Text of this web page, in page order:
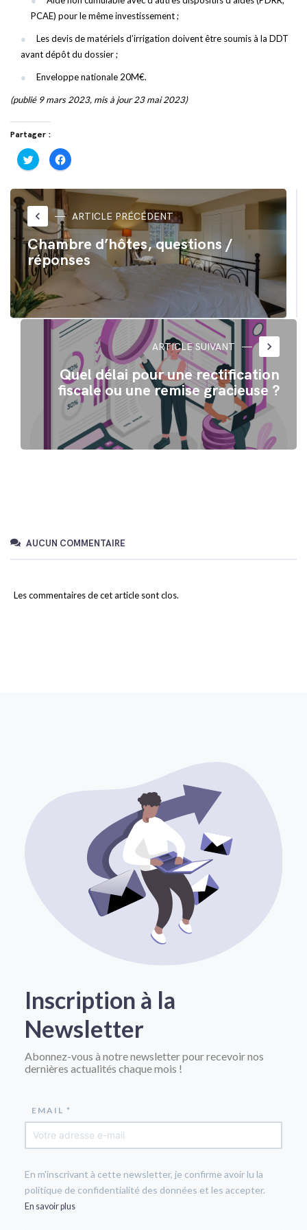
PCAE) pour le même investissement ;
Les devis de matériels d’irrigation doivent être soumis à la DDT
avant dépôt du dossier ;
Enveloppe nationale 20M€.
(publié 9 mars 2023, mis à jour 23 mai 2023)
Partager :
Cliquez
pour
partager
Twitter(ouvre
dans
une
nouvelle
fenêtre)
Cliquez
pour
partager
Facebook(ouvre
une
nouvelle
fenêtre)
keyboard_arrow_left ARTICLE PRÉCÉDENT
Chambre d’hôtes, questions /
réponses
ARTICLE SUIVANT keyboard_arrow_right
Quel délai pour une rectification
fiscale ou une remise gracieuse ?
AUCUN COMMENTAIRE
Les commentaires de cet article sont clos.
Inscription à la
Newsletter
Abonnez-vous à notre newsletter pour recevoir nos
dernières actualités chaque mois !
EMAIL *
En m'inscrivant à cette newsletter, je confirme avoir lu la
politique de confidentialité des données et les accepter.
En savoir plus